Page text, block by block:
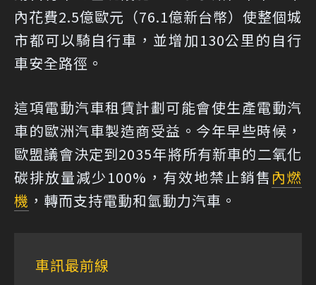
內花費2.5億歐元（76.1億新台幣）使整個城
市都可以騎自行車，並增加130公里的自行
車安全路徑。
這項電動汽車租賃計劃可能會使生產電動汽
車的歐洲汽車製造商受益。今年早些時候，
歐盟議會決定到2035年將所有新車的二氧化
碳排放量減少100%，有效地禁止銷售 內燃
機 ，轉而支持電動和氫動力汽車。
車訊最前線